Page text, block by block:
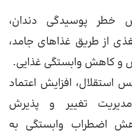
خطر پوسیدگی دندان،
از طریق غذاهای جامد،
و کاهش وابستگی غذایی.
استقلال، افزایش اعتماد
تغییر و پذیرش
اضطراب وابستگی به